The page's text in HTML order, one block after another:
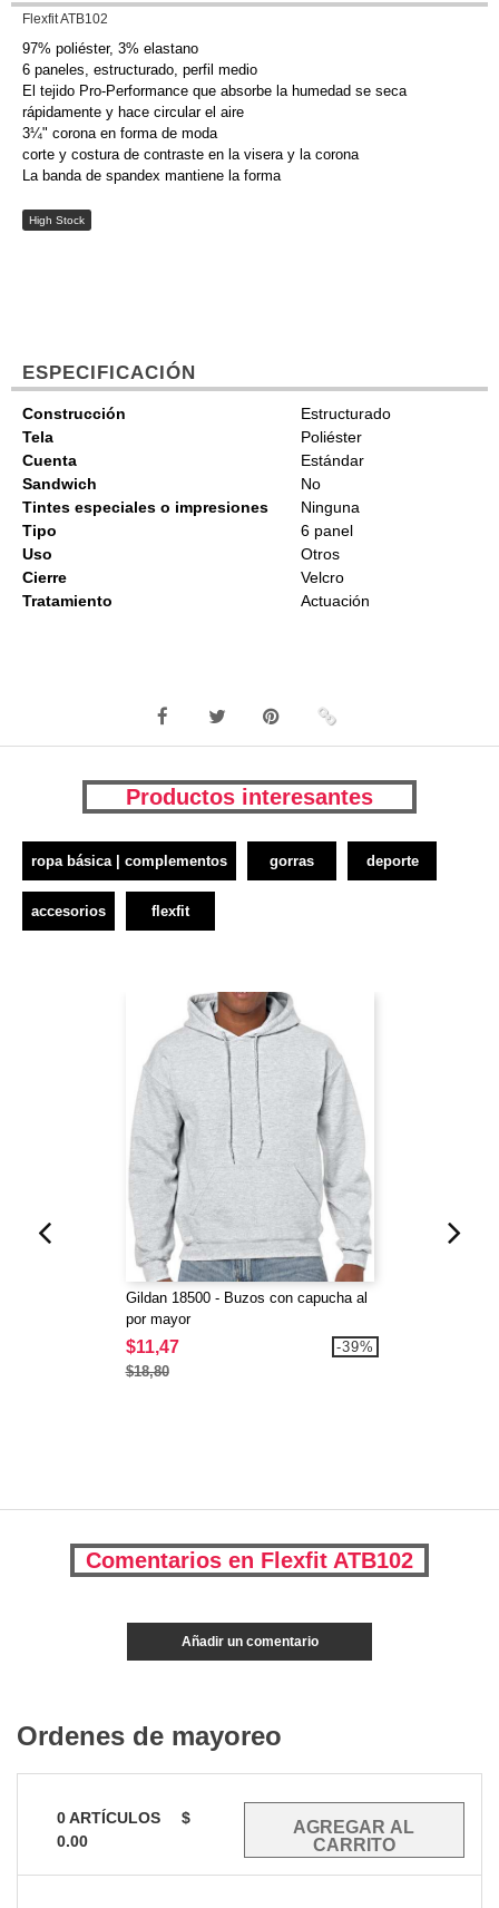
Flexfit ATB102
97% poliéster, 3% elastano
6 paneles, estructurado, perfil medio
El tejido Pro-Performance que absorbe la humedad se seca
rápidamente y hace circular el aire
3¼" corona en forma de moda
corte y costura de contraste en la visera y la corona
La banda de spandex mantiene la forma
High Stock
ESPECIFICACIÓN
Construcción
Estructurado
Tela
Poliéster
Cuenta
Estándar
Sandwich
No
Tintes especiales o impresiones
Ninguna
Tipo
6 panel
Uso
Otros
Cierre
Velcro
Tratamiento
Actuación
Productos interesantes
ropa básica | complementos gorras deporte
accesorios flexfit
Gildan 18500 - Buzos con capucha al
por mayor
$11,47
$18,80
-39%
Comentarios en Flexfit ATB102
Añadir un comentario
Ordenes de mayoreo
0ARTÍCULOS
$
0.00